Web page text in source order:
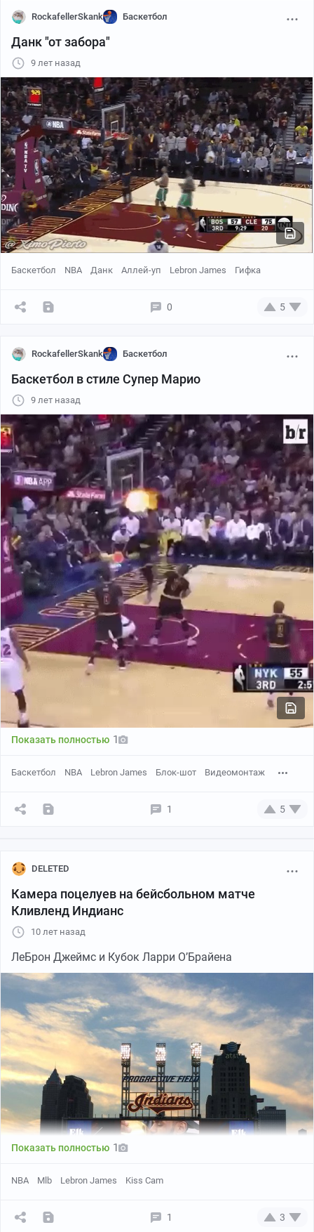
RockafellerSkank Баскетбол
Данк "от забора"
9 лет назад
Баскетбол NBA Данк Аллей-уп Lebron James Гифка
0 5
RockafellerSkank Баскетбол
Баскетбол в стиле Супер Марио
9 лет назад
Показать полностью 1
Баскетбол NBA Lebron James Блок-шот Видеомонтаж
1 5
DELETED
Камера поцелуев на бейсбольном матче
Кливленд Индианс
10 лет назад
ЛеБрон Джеймс и Кубок Ларри О’Брайена
Показать полностью 1
NBA Mlb Lebron James Kiss Cam
1 3